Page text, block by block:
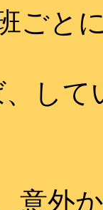
ごと
し
意外